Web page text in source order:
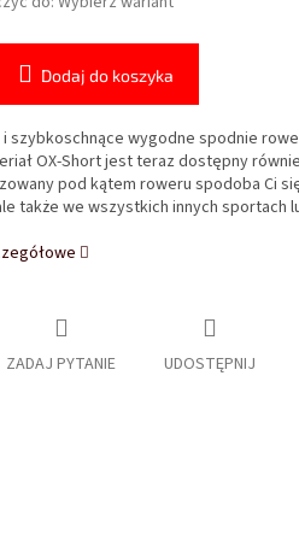
Dodaj do koszyka
szybkoschnące wygodne spodnie
OX-Short jest teraz dostępny
pod kątem roweru spodoba Ci
także we wszystkich innych sportach
ZADAJ PYTANIE UDOSTĘPNIJ